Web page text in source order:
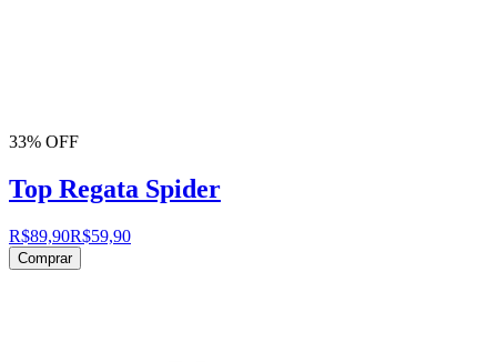
33% OFF
Top Regata Spider
R$89,90R$59,90
Comprar